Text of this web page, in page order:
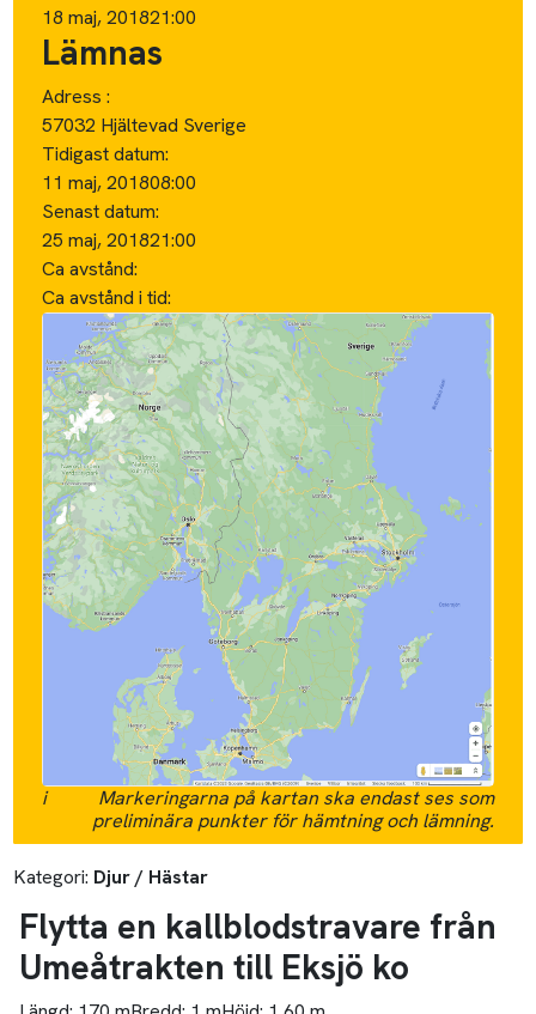
18 maj, 201821:00
Lämnas
Adress :
57032 Hjältevad Sverige
Tidigast datum:
11 maj, 201808:00
Senast datum:
25 maj, 201821:00
Ca avstånd:
Ca avstånd i tid:
i
Markeringarna på kartan ska endast ses som
preliminära punkter för hämtning och lämning.
Kategori: Djur / Hästar
Flytta en kallblodstravare från
Umeåtrakten till Eksjö ko